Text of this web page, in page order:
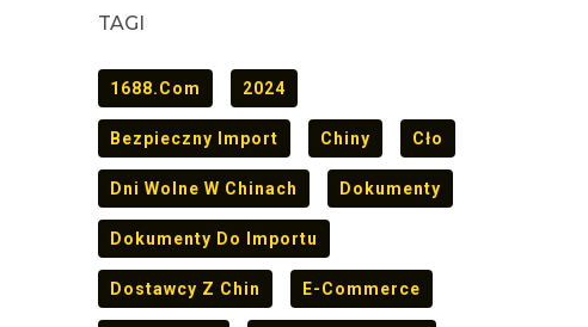
TAGI
1688.com 2024
Bezpieczny Import Chiny Cło
Dni Wolne W Chinach Dokumenty
Dokumenty Do Importu
Dostawcy Z Chin E-Commerce